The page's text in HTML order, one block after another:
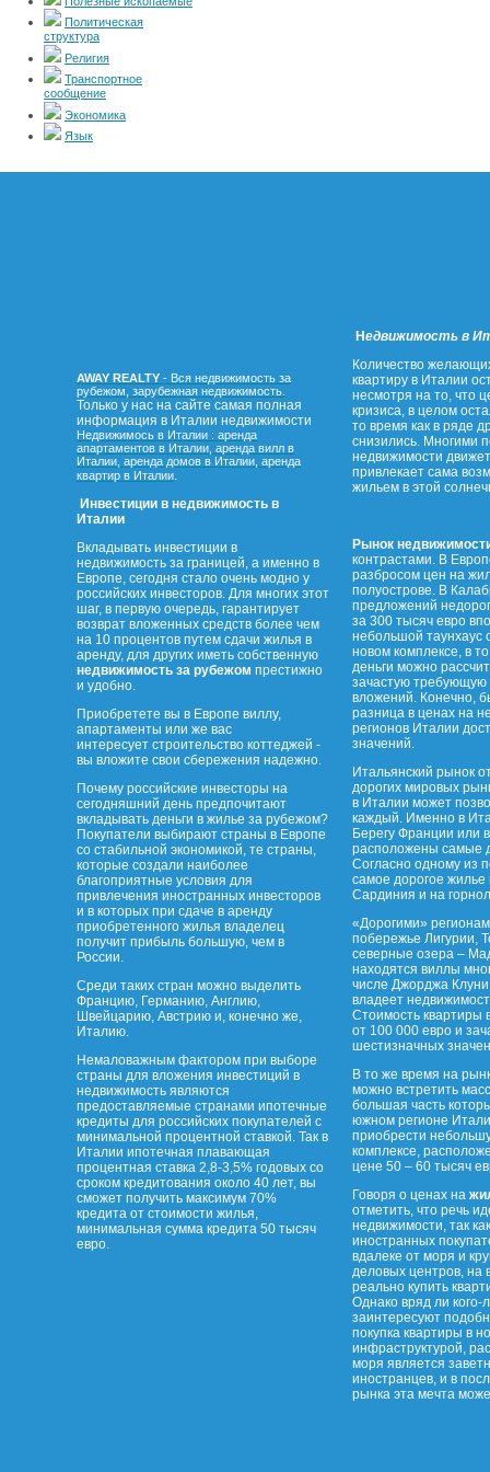
Политическая
структура
Религия
Транспортное
сообщение
Экономика
Язык
AWAY REALTY - Вся недвижимость за
рубежом, зарубежная недвижимость.
Только у нас на сайте самая полная
информация в Италии недвижимости
Недвижимось в Италии : аренда
апартаментов в Италии, аренда вилл в
Италии, аренда домов в Италии, аренда
квартир в Италии.
Инвестиции в недвижимость в
Италии
Вкладывать инвестиции в
недвижимость за границей, а именно в
Европе, сегодня стало очень модно у
российских инвесторов. Для многих этот
шаг, в первую очередь, гарантирует
возврат вложенных средств более чем
на 10 процентов путем сдачи жилья в
аренду, для других иметь собственную
недвижимость за рубежом престижно
и удобно.
Приобретете вы в Европе виллу,
апартаменты или же вас
интересует строительство коттеджей -
вы вложите свои сбережения надежно.
Почему российские инвесторы на
сегодняшний день предпочитают
вкладывать деньги в жилье за рубежом?
Покупатели выбирают страны в Европе
со стабильной экономикой, те страны,
которые создали наиболее
благоприятные условия для
привлечения иностранных инвесторов
и в которых при сдаче в аренду
приобретенного жилья владелец
получит прибыль большую, чем в
России.
Среди таких стран можно выделить
Францию, Германию, Англию,
Швейцарию, Австрию и, конечно же,
Италию.
Немаловажным фактором при выборе
страны для вложения инвестиций в
недвижимость являются
предоставляемые странами ипотечные
кредиты для российских покупателей с
минимальной процентной ставкой. Так в
Италии ипотечная плавающая
процентная ставка 2,8-3,5% годовых со
сроком кредитования около 40 лет, вы
сможет получить максимум 70%
кредита от стоимости жилья,
минимальная сумма кредита 50 тысяч
евро.
Недвижимость в
Количество
квартиру в Италии
несмотря на то, что
кризиса, в целом
то время как в ряде
снизились. Многими
недвижимости
привлекает сама
жильем в этой
Рынок
контрастами. В
разбросом цен на
полуострове. В
предложений
за 300 тысяч евро
небольшой таунхаус
новом комплексе, в
деньги можно
зачастую
вложений. Конечно,
разница в ценах на
регионов Италии
значений.
Итальянский рынок
дорогих мировых
в Италии может
каждый. Именно в
Берегу Франции или
расположены самые
Согласно одному из
самое дорогое жилье
Сардиния и на
«Дорогими»
побережье Лигурии,
северные озера –
находятся виллы
числе Джорджа
владеет
Стоимость квартиры
от 100 000 евро и
шестизначных
В то же время на
можно встретить
большая часть
южном регионе
приобрести
комплексе,
цене 50 – 60 тысяч
Говоря о ценах на
отметить, что речь
недвижимости, так
иностранных
вдалеке от моря и
деловых центров, на
реально купить
Однако вряд ли кого-
заинтересуют
покупка квартиры в
инфраструктурой,
моря является
иностранцев, и в
рынка эта мечта